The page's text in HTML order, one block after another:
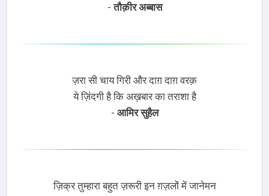
-तौक़ीर अब्बास
ज़रा सी चाय गिरी और दाग़ दाग़ वरक़
ये ज़िंदगी है कि अख़बार का तराशा है
- आमिर सुहैल
ज़िक्र तुम्हारा बहुत ज़रूरी इन ग़ज़लों में जानेमन